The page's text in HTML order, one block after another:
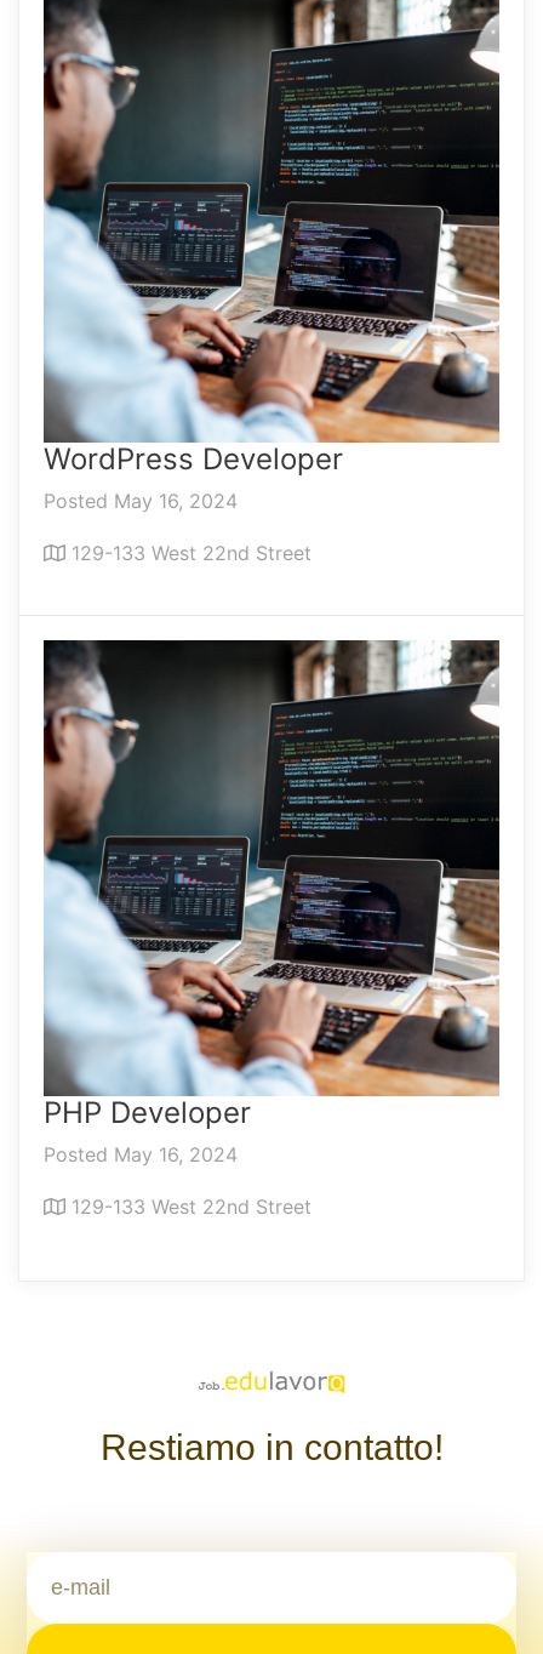
WordPress Developer
Posted May 16, 2024
129-133 West 22nd Street
PHP Developer
Posted May 16, 2024
129-133 West 22nd Street
Restiamo in contatto!